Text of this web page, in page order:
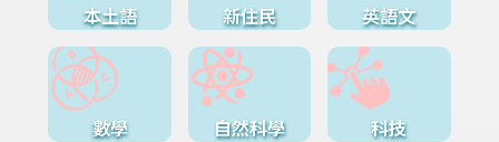
本土語 新住民 英語文
數學 自然科學 科技